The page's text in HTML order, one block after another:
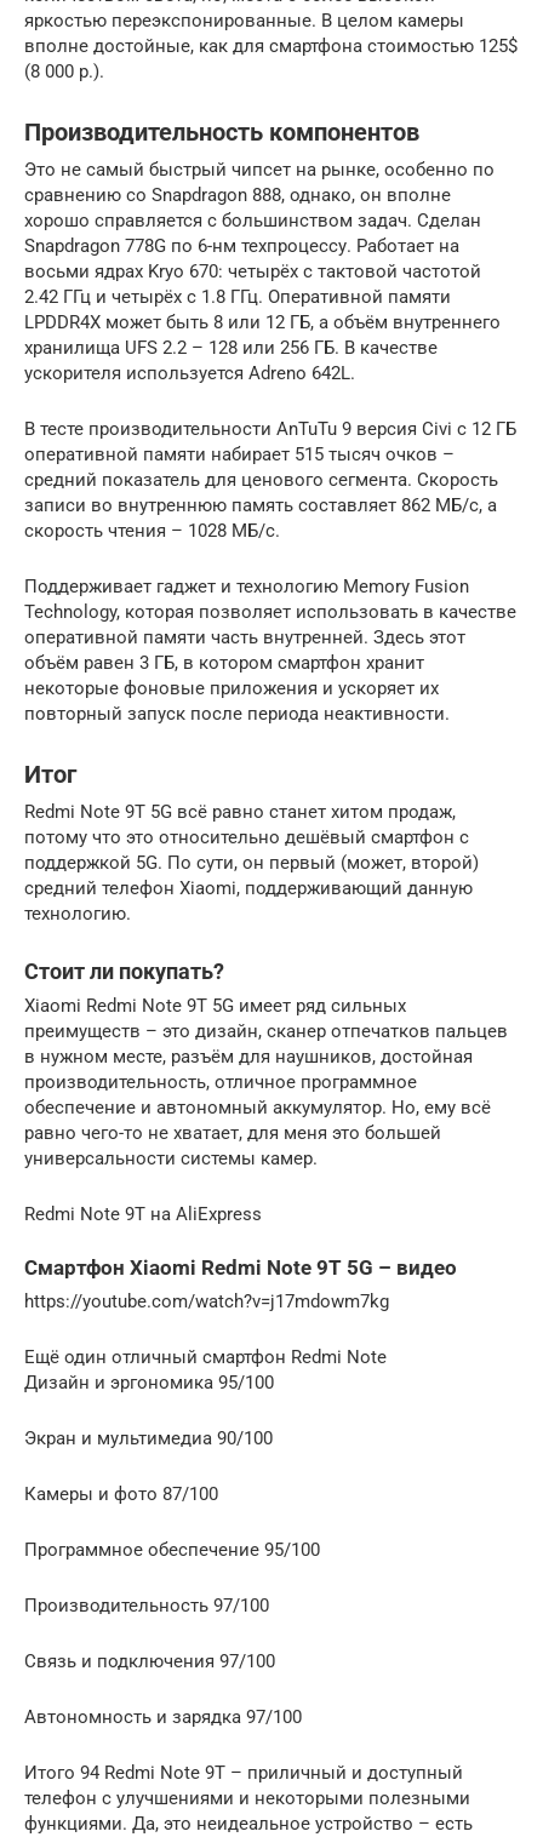
яркостью переэкспонированные. В целом камеры
вполне достойные, как для смартфона стоимостью 125$
(8 000 р.).
Производительность компонентов
Это не самый быстрый чипсет на рынке, особенно по
сравнению со Snapdragon 888, однако, он вполне
хорошо справляется с большинством задач. Сделан
Snapdragon 778G по 6-нм техпроцессу. Работает на
восьми ядрах Kryo 670: четырёх с тактовой частотой
2.42 ГГц и четырёх с 1.8 ГГц. Оперативной памяти
LPDDR4X может быть 8 или 12 ГБ, а объём внутреннего
хранилища UFS 2.2 – 128 или 256 ГБ. В качестве
ускорителя используется Adreno 642L.
В тесте производительности AnTuTu 9 версия Civi с 12 ГБ
оперативной памяти набирает 515 тысяч очков –
средний показатель для ценового сегмента. Скорость
записи во внутреннюю память составляет 862 МБ/с, а
скорость чтения – 1028 МБ/с.
Поддерживает гаджет и технологию Memory Fusion
Technology, которая позволяет использовать в качестве
оперативной памяти часть внутренней. Здесь этот
объём равен 3 ГБ, в котором смартфон хранит
некоторые фоновые приложения и ускоряет их
повторный запуск после периода неактивности.
Итог
Redmi Note 9T 5G всё равно станет хитом продаж,
потому что это относительно дешёвый смартфон с
поддержкой 5G. По сути, он первый (может, второй)
средний телефон Xiaomi, поддерживающий данную
технологию.
Стоит ли покупать?
Xiaomi Redmi Note 9T 5G имеет ряд сильных
преимуществ – это дизайн, сканер отпечатков пальцев
в нужном месте, разъём для наушников, достойная
производительность, отличное программное
обеспечение и автономный аккумулятор. Но, ему всё
равно чего-то не хватает, для меня это большей
универсальности системы камер.
Redmi Note 9T на AliExpress
Смартфон Xiaomi Redmi Note 9T 5G – видео
https://youtube.com/watch?v=j17mdowm7kg
Ещё один отличный смартфон Redmi Note
Дизайн и эргономика 95/100
Экран и мультимедиа 90/100
Камеры и фото 87/100
Программное обеспечение 95/100
Производительность 97/100
Связь и подключения 97/100
Автономность и зарядка 97/100
Итого 94 Redmi Note 9T – приличный и доступный
телефон с улучшениями и некоторыми полезными
функциями. Да, это неидеальное устройство – есть